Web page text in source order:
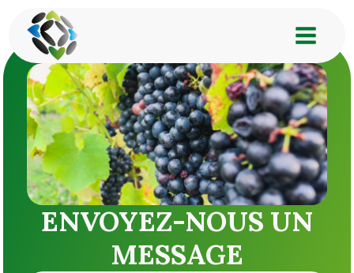
ENVOYEZ-NOUS UN
MESSAGE